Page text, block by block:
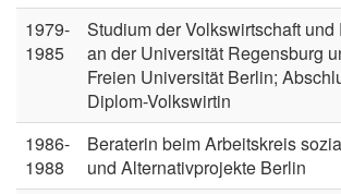
1979-
1985
Studium der Volkswirtschaft
an der Universität Regensburg
Freien Universität Berlin;
Diplom-Volkswirtin
1986-
1988
Beraterin beim Arbeitskreis
und Alternativprojekte Berlin